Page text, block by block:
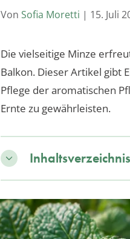
Von Sofia Moretti | 15. Juli
Die vielseitige Minze
Balkon. Dieser Artikel gibt
Pflege der aromatischen
Ernte zu gewährleisten.
Inhaltsverzeichnis